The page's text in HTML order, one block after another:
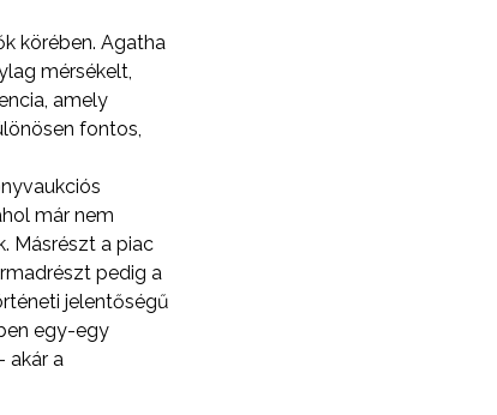
körében. Agatha
mérsékelt,
amely
fontos,
már nem
Másrészt a piac
pedig a
jelentőségű
egy-egy
akár a